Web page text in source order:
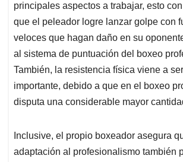
principales aspectos a trabajar, esto
que el peleador logre lanzar golpe con
veloces que hagan daño en su
al sistema de puntuación del boxeo
También, la resistencia física viene a
importante, debido a que en el boxeo
disputa una considerable mayor
Inclusive, el propio boxeador asegura
adaptación al profesionalismo también